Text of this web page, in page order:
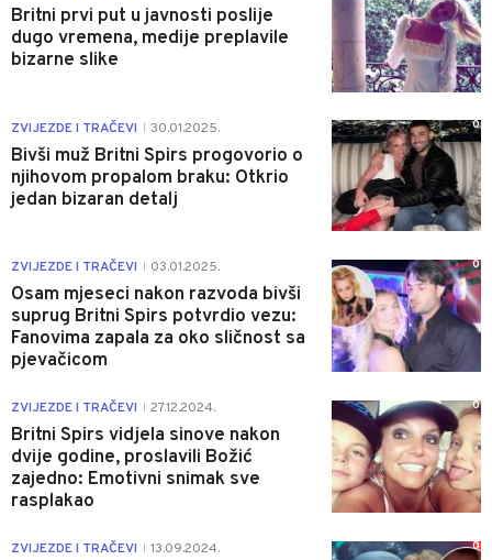
Britni prvi put u javnosti poslije
dugo vremena, medije preplavile
bizarne slike
ZVIJEZDE I TRAČEVI 30.01.2025.
Bivši muž Britni Spirs progovorio o
njihovom propalom braku: Otkrio
jedan bizaran detalj
0
ZVIJEZDE I TRAČEVI 03.01.2025.
Osam mjeseci nakon razvoda bivši
suprug Britni Spirs potvrdio vezu:
Fanovima zapala za oko sličnost sa
pjevačicom
0
ZVIJEZDE I TRAČEVI 27.12.2024.
Britni Spirs vidjela sinove nakon
dvije godine, proslavili Božić
zajedno: Emotivni snimak sve
rasplakao
0
ZVIJEZDE I TRAČEVI 13.09.2024. 0